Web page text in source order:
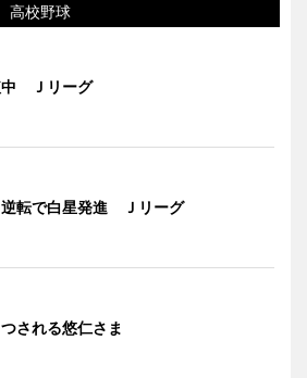
高校野球
中 Ｊリーグ
逆転で白星発進 Ｊリーグ
される悠仁さま